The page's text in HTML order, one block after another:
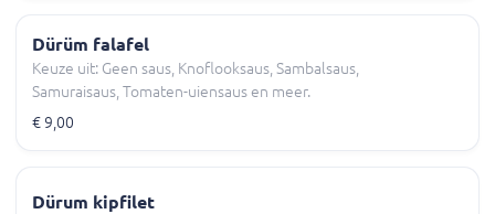
Dürüm falafel
Keuze uit: Geen saus, Knoflooksaus, Sambalsaus,
Samuraisaus, Tomaten-uiensaus en meer.
€ 9,00
Dürum kipfilet